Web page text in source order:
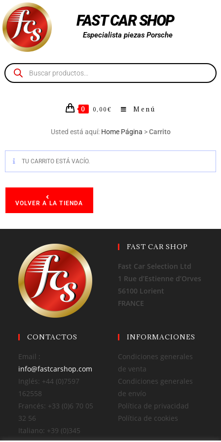
FAST CAR SHOP
Especialista piezas Porsche
0 0,00 € Menú
Usted está aquí: Home Página >Carrito
TU CARRITO ESTÁ VACÍO.
VOLVER A LA TIENDA
FAST CAR SHOP
Fast Car Selection Ltd
1 Rue d’Estienne d’Orves
56100 Lorient
FRANCE
CONTACTOS
Email :
info@fastcarshop.com
Inglés: +44 (0)7597
162558
Francés: +33 (0)6 70 05
32 56
Italiano: +39 (0)345
INFORMACIONES
Condiciones generales
de venta
Condiciones generales
de envío
Política de privacidad
Política de cookies